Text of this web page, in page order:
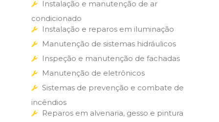
Instalação e manutenção de ar
condicionado
Instalação e reparos em iluminação
Manutenção de sistemas hidráulicos
Inspeção e manutenção de fachadas
Manutenção de eletrônicos
Sistemas de prevenção e combate de
incêndios
Reparos em alvenaria, gesso e pintura